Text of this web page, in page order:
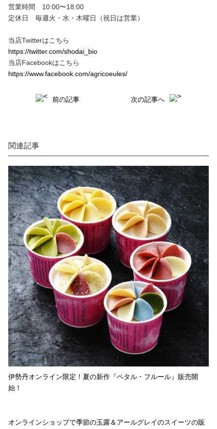
営業時間 10:00〜18:00
定休日 毎週火・水・木曜日（祝日は営業）
当店Twitterはこちら
https://twitter.com/shodai_bio
当店Facebookはこちら
https://www.facebook.com/agricoeules/
前の記事 次の記事へ
関連記事
伊勢丹オンライン限定！夏の新作『ペタル・フルール』販売開
始！
オンラインショップで季節の玉露＆アールグレイのスイーツの販